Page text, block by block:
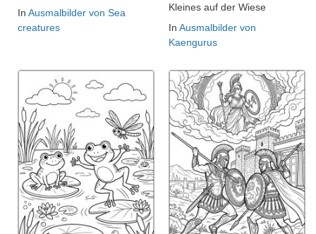
In Ausmalbilder von Sea
creatures
Kleines auf der Wiese
In Ausmalbilder von
Kaengurus